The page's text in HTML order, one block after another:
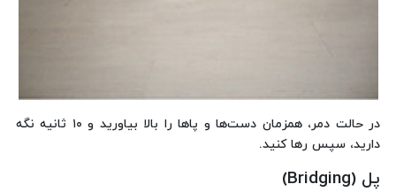
در حالت دمر، همزمان دست‌ها و پاها را بالا بیاورید و ۱۰ ثانیه نگه
دارید، سپس رها کنید.
پل (Bridging)